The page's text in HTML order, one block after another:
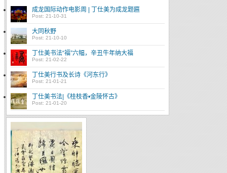
成龙国际动作电影周 | 丁仕美为成龙题匾
Post: 21-10-31
大同秋野
Post: 21-10-10
丁仕美书法“福”六幅，辛丑牛年纳大福
Post: 21-02-22
丁仕美行书及长诗《河东行》
Post: 21-01-21
丁仕美书法|《桂枝香•金陵怀古》
Post: 21-01-20